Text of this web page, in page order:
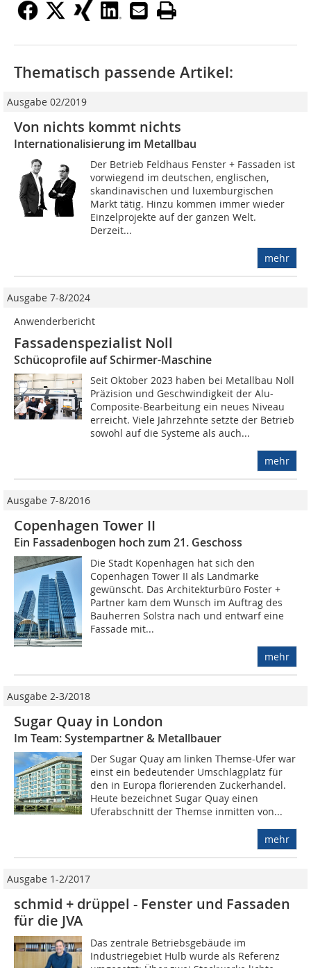
Thematisch passende Artikel:
Ausgabe 02/2019
Von nichts kommt nichts
Internationalisierung im Metallbau
Der Betrieb Feldhaus Fenster + Fassaden ist
vorwiegend im deutschen, englischen,
skandinavischen und luxemburgischen
Markt tätig. Hinzu kommen immer wieder
Einzelprojekte auf der ganzen Welt.
Derzeit...
mehr
Ausgabe 7-8/2024
Anwenderbericht
Fassadenspezialist Noll
Schücoprofile auf Schirmer-Maschine
Seit Oktober 2023 haben bei Metallbau Noll
Prä­zision und Geschwindigkeit der Alu-
Composite-Bearbeitung ein neues Niveau
erreicht. Viele Jahrzehnte setzte der Betrieb
sowohl auf die Systeme als auch...
mehr
Ausgabe 7-8/2016
Copenhagen Tower II
Ein Fassadenbogen hoch zum 21. Geschoss
Die Stadt Kopenhagen hat sich den
Copenhagen Tower II als Landmarke
gewünscht. Das Architekturbüro Foster +
Partner kam dem Wunsch im Auftrag des
Bauherren Solstra nach und entwarf eine
Fassade mit...
mehr
Ausgabe 2-3/2018
Sugar Quay in London
Im Team: Systempartner & Metallbauer
Der Sugar Quay am linken Themse-Ufer war
einst ein bedeutender Umschlagplatz für
den in Europa florierenden Zuckerhandel.
Heute bezeichnet Sugar Quay einen
Uferabschnitt der Themse inmitten von...
mehr
Ausgabe 1-2/2017
schmid + drüppel - Fenster und Fassaden
für die JVA
Das zentrale Betriebsgebäude im
Industriegebiet Hulb wurde als Referenz